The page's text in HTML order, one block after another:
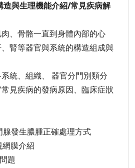
造與生理機能介紹/常見疾病解
、骨骼一直到身體內部的心
腎等器官與系統的構造組成與
統、組織、 器官分門別類分
見疾病的發病原因、臨床症狀
發生膿腫正確處理方式
膜介紹
題